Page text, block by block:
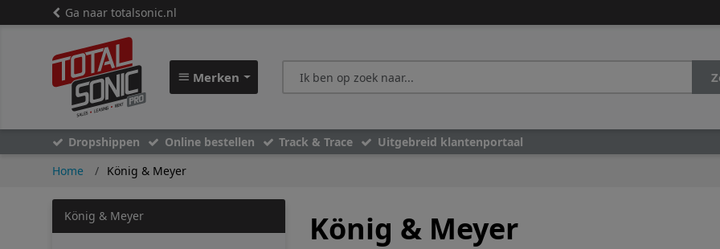
Ga naar totalsonic.nl
Merken
Dropshippen Online bestellen Track & Trace Uitgebreid klantenportaal
Home
König & Meyer
König & Meyer König & Meyer